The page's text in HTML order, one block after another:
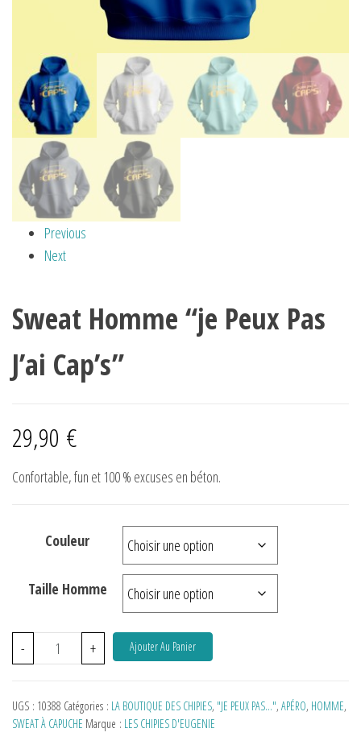
Previous
Next
Sweat Homme “je Peux Pas
J’ai Cap’s”
29,90 €
Confortable, fun et 100 % excuses en béton.
Couleur
Taille Homme
- + Ajouter Au Panier
UGS : 10388 Catégories : LA BOUTIQUE DES CHIPIES, "JE PEUX PAS…", APÉRO, HOMME,
SWEAT À CAPUCHE Marque : LES CHIPIES D'EUGENIE